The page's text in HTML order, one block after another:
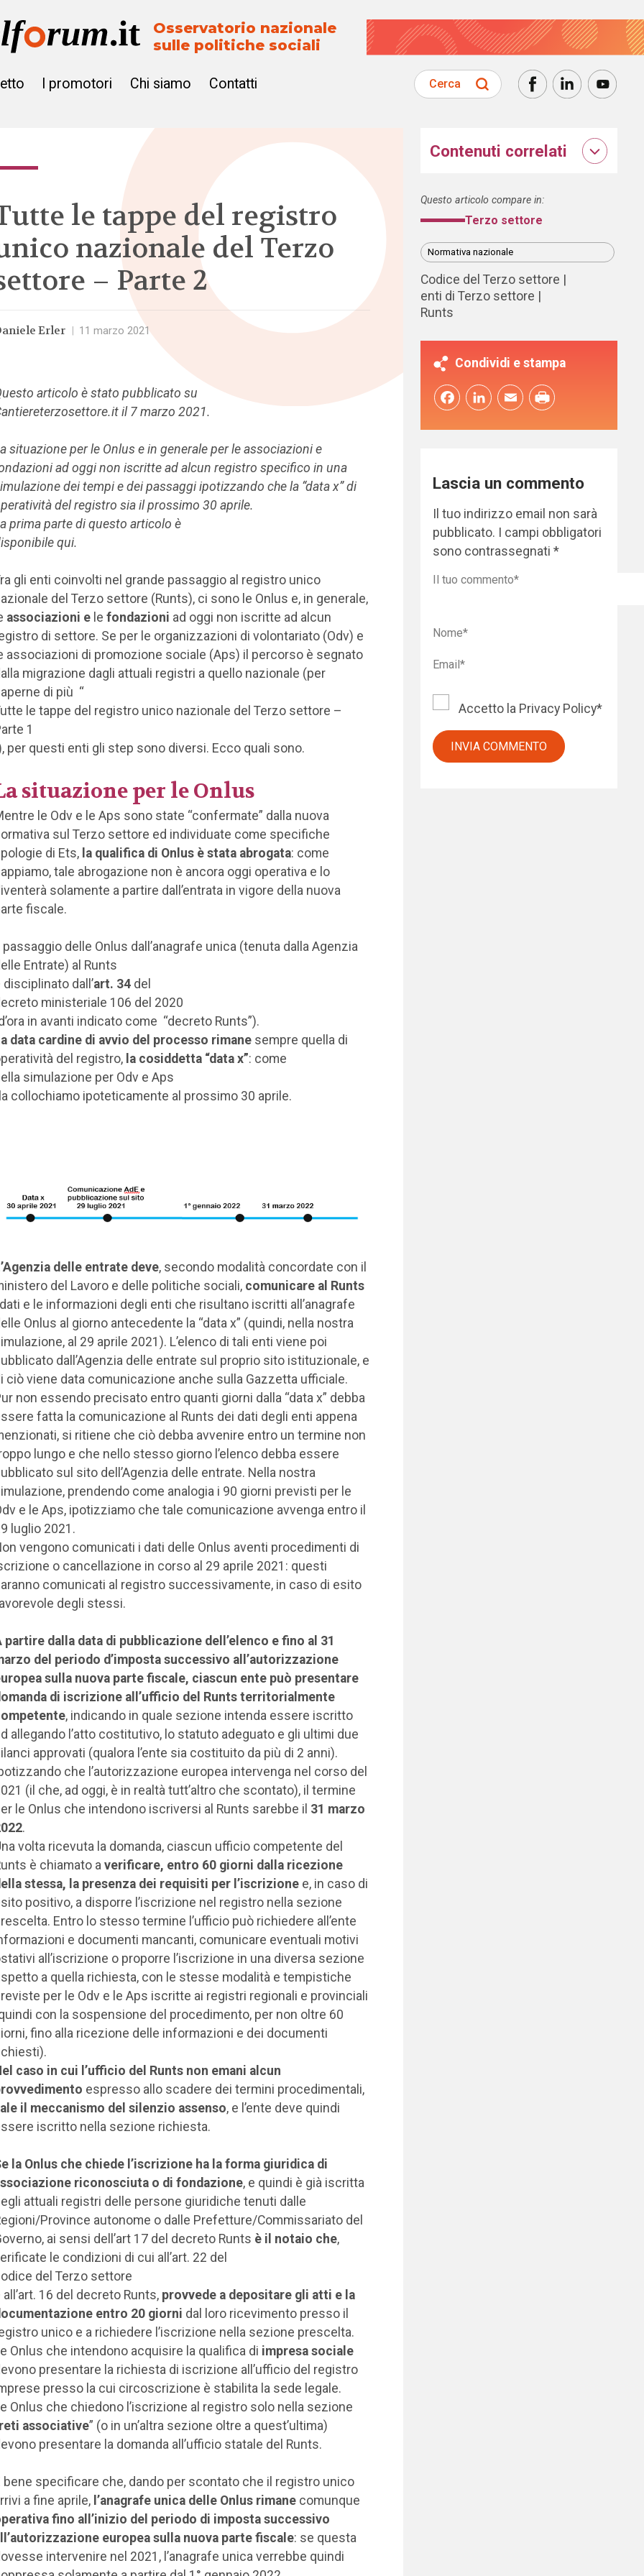
Osservatorio nazionale
sulle politiche sociali
I promotori Chi siamo Contatti Cerca
le tappe del registro
nazionale del Terzo
– Parte 2
Erler 11 marzo 2021
articolo è stato pubblicato su
il 7 marzo 2021.
situazione per le Onlus e in generale per le associazioni e
ad oggi non iscritte ad alcun registro specifico in una
dei tempi e dei passaggi ipotizzando che la “data x” di
del registro sia il prossimo 30 aprile.
prima parte di questo articolo è
qui.
gli enti coinvolti nel grande passaggio al registro unico
del Terzo settore (Runts), ci sono le Onlus e, in generale,
associazioni ele fondazioni ad oggi non iscritte ad alcun
di settore. Se per le organizzazioni di volontariato (Odv) e
associazioni di promozione sociale (Aps) il percorso è segnato
migrazione dagli attuali registri a quello nazionale (per
di più “
le tappe del registro unico nazionale del Terzo settore –
1
per questi enti gli step sono diversi. Ecco quali sono.
situazione per le Onlus
le Odv e le Aps sono state “confermate” dalla nuova
sul Terzo settore ed individuate come specifiche
di Ets, la qualifica di Onlus è stata abrogata: come
tale abrogazione non è ancora oggi operativa e lo
solamente a partire dall’entrata in vigore della nuova
fiscale.
passaggio delle Onlus dall’anagrafe unica (tenuta dalla Agenzia
Entrate) al Runts
disciplinato dall’art. 34del
ministeriale 106 del 2020
in avanti indicato come “decreto Runts”).
data cardine di avvio del processo rimanesempre quella di
del registro, la cosiddetta “data x”: come
simulazione per Odv e Aps
collochiamo ipoteticamente al prossimo 30 aprile.
delle entrate deve, secondo modalità concordate con il
del Lavoro e delle politiche sociali, comunicare al Runts
e le informazioni degli enti che risultano iscritti all’anagrafe
Onlus al giorno antecedente la “data x” (quindi, nella nostra
al 29 aprile 2021). L’elenco di tali enti viene poi
dall’Agenzia delle entrate sul proprio sito istituzionale, e
ciò viene data comunicazione anche sulla Gazzetta ufficiale.
non essendo precisato entro quanti giorni dalla “data x” debba
fatta la comunicazione al Runts dei dati degli enti appena
si ritiene che ciò debba avvenire entro un termine non
lungo e che nello stesso giorno l’elenco debba essere
sul sito dell’Agenzia delle entrate. Nella nostra
prendendo come analogia i 90 giorni previsti per le
e le Aps, ipotizziamo che tale comunicazione avvenga entro il
luglio 2021.
vengono comunicati i dati delle Onlus aventi procedimenti di
o cancellazione in corso al 29 aprile 2021: questi
comunicati al registro successivamente, in caso di esito
degli stessi.
partire dalla data di pubblicazione dell’elenco e fino al 31
del periodo d’imposta successivo all’autorizzazione
sulla nuova parte fiscale, ciascun ente può presentare
di iscrizione all’ufficio del Runts territorialmente
, indicando in quale sezione intenda essere iscritto
allegando l’atto costitutivo, lo statuto adeguato e gli ultimi due
approvati (qualora l’ente sia costituito da più di 2 anni).
che l’autorizzazione europea intervenga nel corso del
(il che, ad oggi, è in realtà tutt’altro che scontato), il termine
le Onlus che intendono iscriversi al Runts sarebbe il 31 marzo
.
volta ricevuta la domanda, ciascun ufficio competente del
è chiamato a verificare, entro 60 giorni dalla ricezione
stessa, la presenza dei requisiti per l’iscrizionee, in caso di
positivo, a disporre l’iscrizione nel registro nella sezione
Entro lo stesso termine l’ufficio può richiedere all’ente
e documenti mancanti, comunicare eventuali motivi
all’iscrizione o proporre l’iscrizione in una diversa sezione
a quella richiesta, con le stesse modalità e tempistiche
per le Odv e le Aps iscritte ai registri regionali e provinciali
con la sospensione del procedimento, per non oltre 60
fino alla ricezione delle informazioni e dei documenti
caso in cui l’ufficio del Runts non emani alcun
espresso allo scadere dei termini procedimentali,
il meccanismo del silenzio assenso, e l’ente deve quindi
iscritto nella sezione richiesta.
la Onlus che chiede l’iscrizione ha la forma giuridica di
riconosciuta o di fondazione, e quindi è già iscritta
attuali registri delle persone giuridiche tenuti dalle
Province autonome o dalle Prefetture/Commissariato del
ai sensi dell’art 17 del decreto Runts è il notaio che,
le condizioni di cui all’art. 22 del
del Terzo settore
all’art. 16 del decreto Runts, provvede a depositare gli atti e la
entro 20 giorni dal loro ricevimento presso il
unico e a richiedere l’iscrizione nella sezione prescelta.
Onlus che intendono acquisire la qualifica di impresa sociale
presentare la richiesta di iscrizione all’ufficio del registro
presso la cui circoscrizione è stabilita la sede legale.
Onlus che chiedono l’iscrizione al registro solo nella sezione
associative” (o in un’altra sezione oltre a quest’ultima)
presentare la domanda all’ufficio statale del Runts.
bene specificare che, dando per scontato che il registro unico
a fine aprile, l’anagrafe unica delle Onlus rimane comunque
fino all’inizio del periodo di imposta successivo
europea sulla nuova parte fiscale: se questa
intervenire nel 2021, l’anagrafe unica verrebbe quindi
Contenuti correlati
Questo articolo compare in:
Terzo settore
Normativa nazionale
Codice del Terzo settore
enti di Terzo settore
Runts
Condividi e stampa
FacebookLinkedInEmail
Lascia un commento
Il tuo indirizzo email non sarà
pubblicato. I campi obbligatori
sono contrassegnati*
Accetto la Privacy Policy*